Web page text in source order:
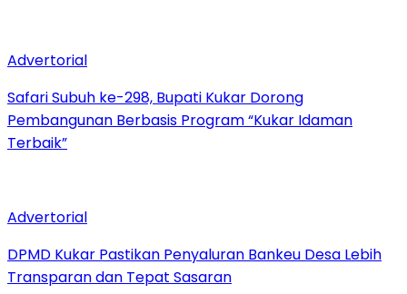
Advertorial
Safari Subuh ke-298, Bupati Kukar Dorong
Pembangunan Berbasis Program “Kukar Idaman
Terbaik”
Advertorial
DPMD Kukar Pastikan Penyaluran Bankeu Desa Lebih
Transparan dan Tepat Sasaran